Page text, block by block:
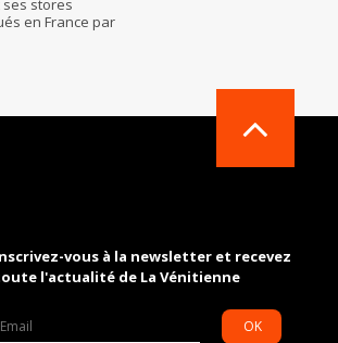
ses stores
en France par
vous à la newsletter et recevez
l'actualité de La Vénitienne
OK